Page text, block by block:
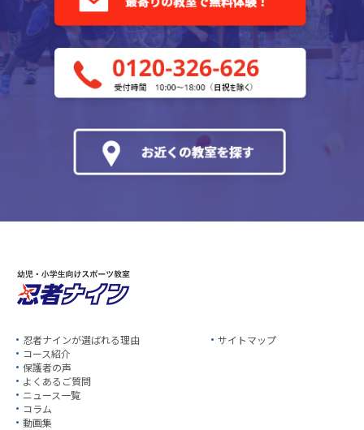
忍者ナインが選ばれる理由
コース紹介
保護者の声
よくあるご質問
ニュース一覧
コラム
動画集
サイトマップ